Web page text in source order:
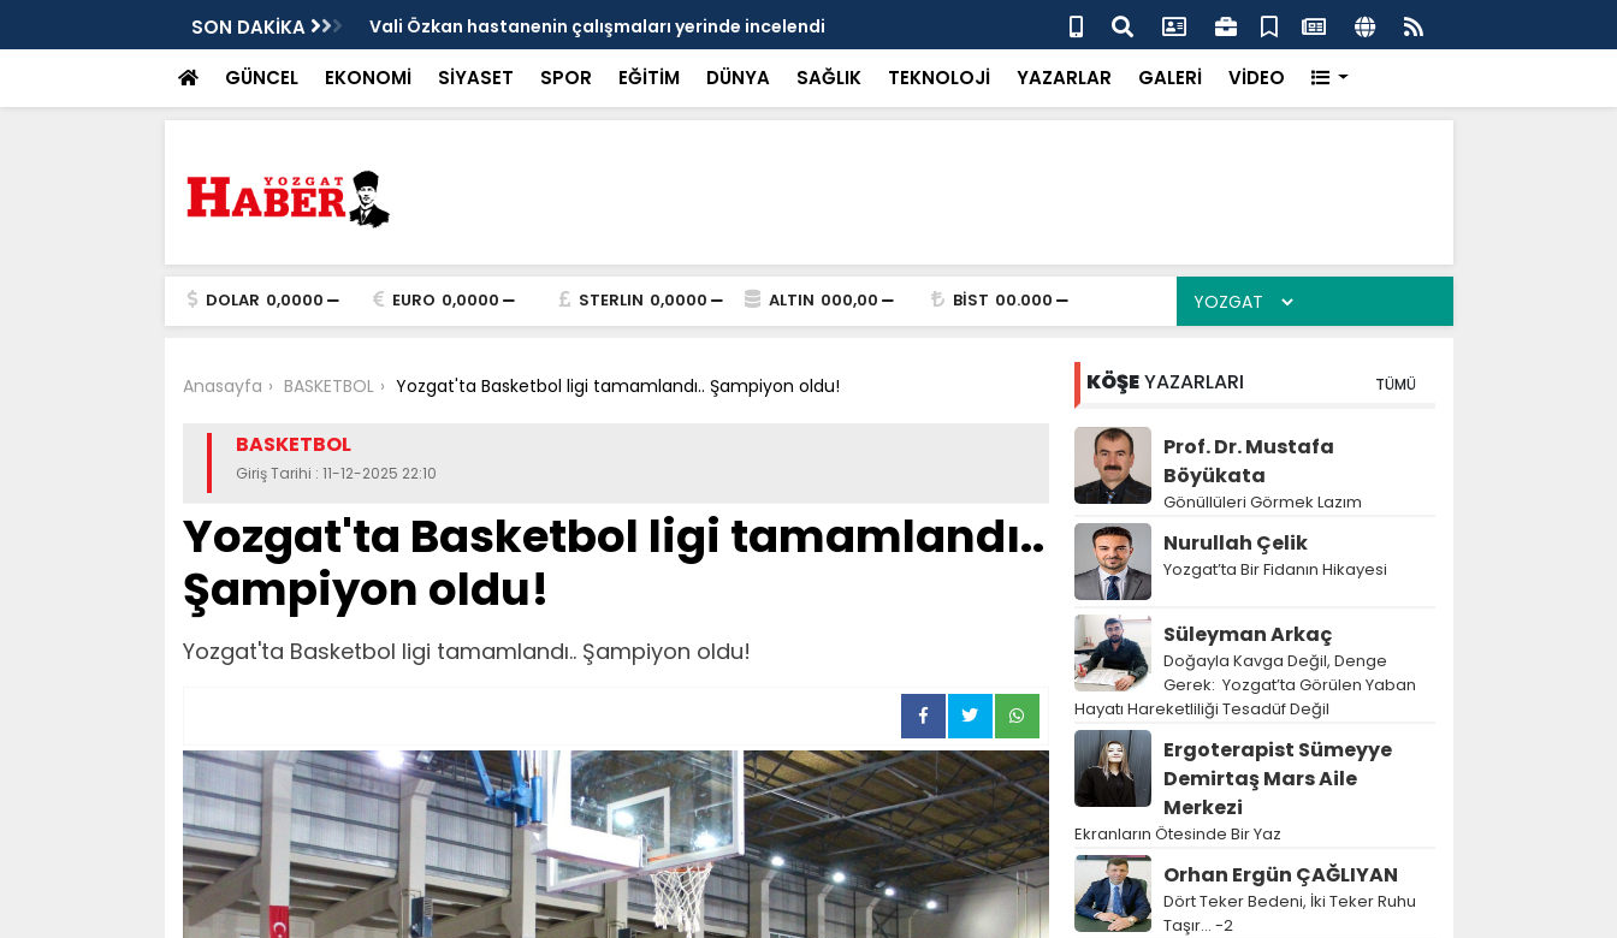
SON DAKİKA Vali Özkan hastanenin çalışmaları yerinde incelendi Karaarslan'dan UMKE'ye övgü
GÜNCEL EKONOMİ SİYASET SPOR EĞİTİM DÜNYA SAĞLIK TEKNOLOJİ YAZARLAR GALERİ VİDEO
DOLAR 0,0000 EURO 0,0000 STERLIN 0,0000 ALTIN 000,00 BİST 00.000
Anasayfa BASKETBOL Yozgat'ta Basketbol ligi tamamlandı.. Şampiyon oldu!
BASKETBOL
Giriş Tarihi : 11-12-2025 22:10
Yozgat'ta Basketbol ligi tamamlandı..
Şampiyon oldu!
Yozgat'ta Basketbol ligi tamamlandı.. Şampiyon oldu!
KÖŞEYAZARLARI TÜMÜ
Prof. Dr. Mustafa
Böyükata
Gönüllüleri Görmek Lazım
Nurullah Çelik
Yozgat’ta Bir Fidanın Hikayesi
Süleyman Arkaç
Doğayla Kavga Değil, Denge
Gerek: Yozgat’ta Görülen Yaban
Hayatı Hareketliliği Tesadüf Değil
Ergoterapist Sümeyye
Demirtaş Mars Aile
Merkezi
Ekranların Ötesinde Bir Yaz
Orhan Ergün ÇAĞLIYAN
Dört Teker Bedeni, İki Teker Ruhu
Taşır… -2